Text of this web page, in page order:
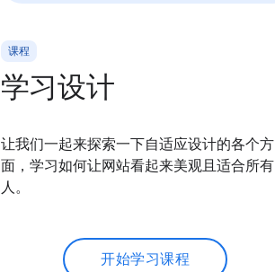
课程
学习设计
让我们一起来探索一下自适应设计的各个方
面，学习如何让网站看起来美观且适合所有
人。
开始学习课程